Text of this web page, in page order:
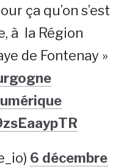
ça qu’on s’est
à la Région
de Fontenay »
6 décembre